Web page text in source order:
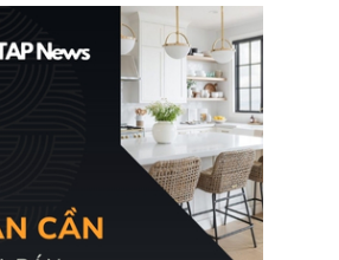
Kỳ xảy ra xung đột ở
Iran. Trên cơ sở đó, lãnh
đạo Nhà Trắng kêu gọi
các doanh nghiệp cần
giảm giá bán cho người
tiêu dùng.